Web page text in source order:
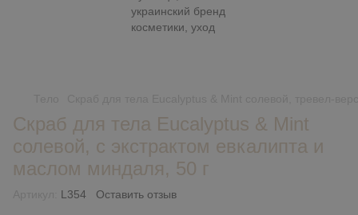
Скраб для тела Eucalyptus & Mint
солевой, с экстрактом евкалипта и
маслом миндаля, 50 г
L354 Оставить отзыв